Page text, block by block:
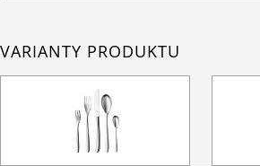
VARIANTY PRODUKTU